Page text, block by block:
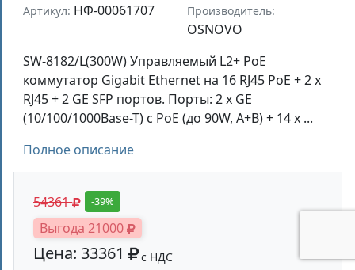
Артикул: НФ-00061707 Производитель:
OSNOVO
SW-8182/L(300W) Управляемый L2+ PoE
коммутатор Gigabit Ethernet на 16 RJ45 PoE + 2 x
RJ45 + 2 GE SFP портов. Порты: 2 x GE
(10/100/1000Base-T) с PoE (до 90W, A+B) + 14 x ...
Полное описание
54361 -39%
Выгода 21000
Цена: 33361 с НДС